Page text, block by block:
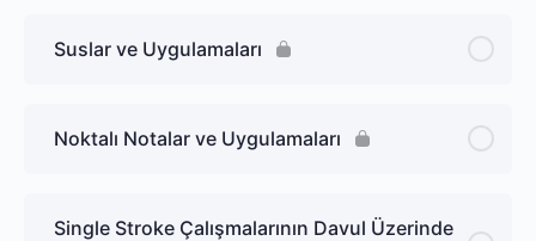
Suslar ve Uygulamaları
Noktalı Notalar ve Uygulamaları
Single Stroke Çalışmalarının Davul Üzerinde